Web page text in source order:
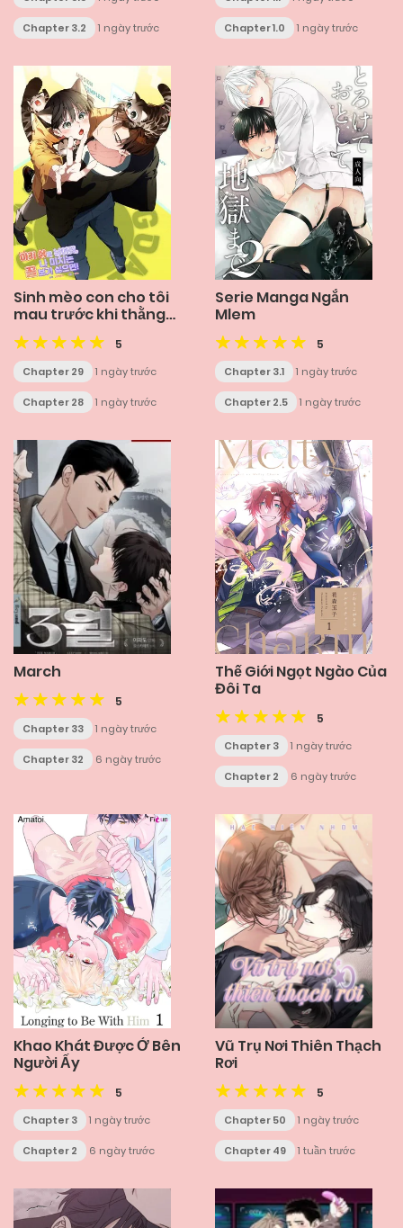
Chapter 3.2 1 ngày trước Chapter 1.0 1 ngày trước
Sinh mèo con cho tôi
mau trước khi thằng
này điên lên
5
Chapter 29 1 ngày trước
Chapter 28 1 ngày trước
Serie Manga Ngắn
Mlem
5
Chapter 3.1 1 ngày trước
Chapter 2.5 1 ngày trước
March
5
Chapter 33 1 ngày trước
Chapter 32 6 ngày trước
Thế Giới Ngọt Ngào Của
Đôi Ta
5
Chapter 3 1 ngày trước
Chapter 2 6 ngày trước
Khao Khát Được Ở Bên
Người Ấy
5
Chapter 3 1 ngày trước
Chapter 2 6 ngày trước
Vũ Trụ Nơi Thiên Thạch
Rơi
5
Chapter 50 1 ngày trước
Chapter 49 1 tuần trước